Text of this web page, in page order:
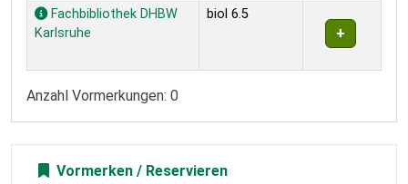
Fachbibliothek DHBW
Karlsruhe
biol 6.5
Anzahl Vormerkungen: 0
Vormerken